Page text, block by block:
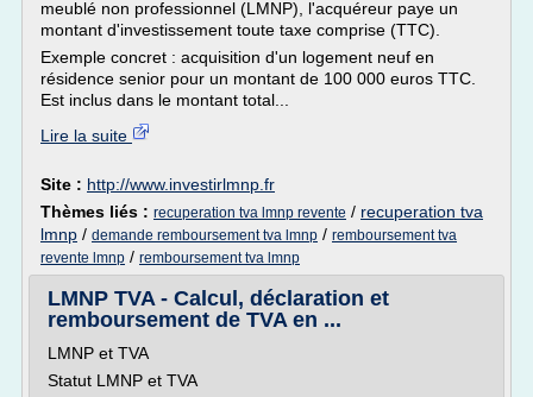
meublé non professionnel (LMNP), l'acquéreur paye un
montant d'investissement toute taxe comprise (TTC).
Exemple concret : acquisition d'un logement neuf en
résidence senior pour un montant de 100 000 euros TTC.
Est inclus dans le montant total...
Lire la suite
Site : http://www.investirlmnp.fr
Thèmes liés : recuperation tva lmnp revente / recuperation tva
lmnp / demande remboursement tva lmnp / remboursement tva
revente lmnp / remboursement tva lmnp
LMNP TVA - Calcul, déclaration et
remboursement de TVA en ...
LMNP et TVA
Statut LMNP et TVA